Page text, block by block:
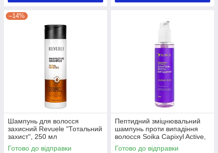
–14%
Шампунь для волосся
захисний Revuele "Тотальний
захист", 250 мл
Готово до відправки
Пептидний зміцнювальний
шампунь проти випадіння
волосся Soika Capixyl Active,
250 мл
Готово до відправки